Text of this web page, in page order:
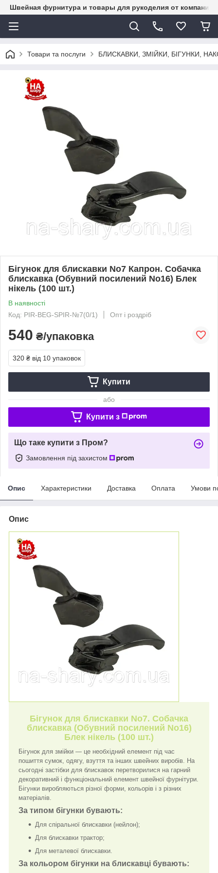
Швейная фурнитура и товары для рукоделия от
Товари та послуги БЛИСКАВКИ, ЗМІЙКИ, БІГУНКИ,
Бігунок для блискавки No7 Капрон. Собачка
блискавка (Обувний посилений No16) Блек
нікель (100 шт.)
В наявності
Код: PIR-BEG-SPIR-№7(0/1)
Опт і роздріб
540 ₴/упаковка
320 ₴ від 10 упаковок
Купити
або
Купити з
Що таке купити з Пром?
Замовлення під захистом
Опис Характеристики Доставка Оплата Умови
Опис
Бігунок для блискавки No7. Собачка
блискавка (Обувний посилений No16)
Блек нікель (100 шт.)
Бігунок для змійки — це необхідний елемент під час
пошиття сумок, одягу, взуття та інших швейних виробів. На
сьогодні застібки для блискавок перетворилися на гарний
декоративний і функціональний елемент швейної фурнітури.
Бігунки виробляються різної форми, кольорів і з різних
матеріалів.
За типом бігунки бувають:
Для спіральної блискавки (нейлон);
Для блискавки трактор;
Для металевої блискавки.
За кольором бігунки на блискавці бувають: